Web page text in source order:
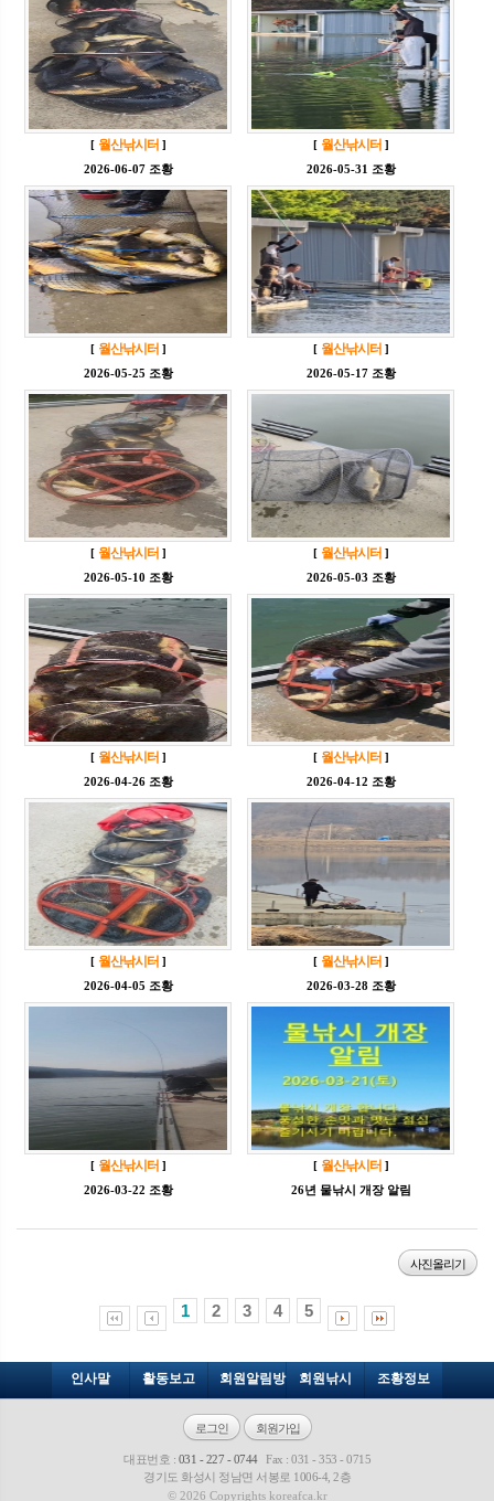
[ 월산낚시터 ]
2026-06-07 조황
[ 월산낚시터 ]
2026-05-31 조황
[ 월산낚시터 ]
2026-05-25 조황
[ 월산낚시터 ]
2026-05-17 조황
[ 월산낚시터 ]
2026-05-10 조황
[ 월산낚시터 ]
2026-05-03 조황
[ 월산낚시터 ]
2026-04-26 조황
[ 월산낚시터 ]
2026-04-12 조황
[ 월산낚시터 ]
2026-04-05 조황
[ 월산낚시터 ]
2026-03-28 조황
[ 월산낚시터 ]
2026-03-22 조황
[ 월산낚시터 ]
26년 물낚시 개장 알림
사진올리기
1 2 3 4 5
인사말 활동보고 회원알림방 회원낚시 조황정보
로그인 회원가입
대표번호 : 031 - 227 - 0744
Fax : 031 - 353 - 0715
경기도 화성시 정남면 서봉로 1006-4, 2층
© 2026 Copyrights koreafca.kr